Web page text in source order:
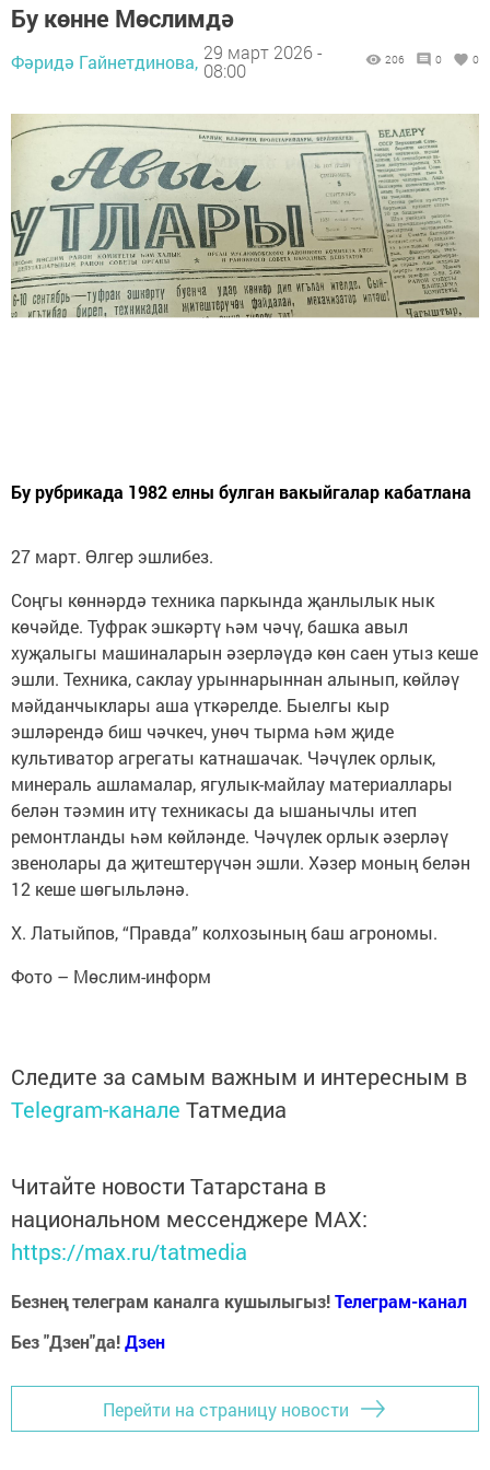
Бу көнне Мөслимдә
Фәридә Гайнетдинова, 29 март 2026 -
08:00
206 0 0
Бу рубрикада 1982 елны булган вакыйгалар кабатлана
27 март. Өлгер эшлибез.
Соңгы көннәрдә техника паркында җанлылык нык
көчәйде. Туфрак эшкәртү һәм чәчү, башка авыл
хуҗалыгы машиналарын әзерләүдә көн саен утыз кеше
эшли. Техника, саклау урыннарыннан алынып, көйләү
мәйданчыклары аша үткәрелде. Быелгы кыр
эшләрендә биш чәчкеч, унөч тырма һәм җиде
культиватор агрегаты катнашачак. Чәчүлек орлык,
минераль ашламалар, ягулык-майлау материаллары
белән тәэмин итү техникасы да ышанычлы итеп
ремонтланды һәм көйләнде. Чәчүлек орлык әзерләү
звенолары да җитештерүчән эшли. Хәзер моның белән
12 кеше шөгыльләнә.
Х. Латыйпов, “Правда” колхозының баш агрономы.
Фото – Мөслим-информ
Следите за самым важным и интересным в
Telegram-канале Татмедиа
Читайте новости Татарстана в
национальном мессенджере MАХ:
https://max.ru/tatmedia
Безнең телеграм каналга кушылыгыз!Телеграм-канал
Без "Дзен"да!Дзен
Перейти на страницу новости